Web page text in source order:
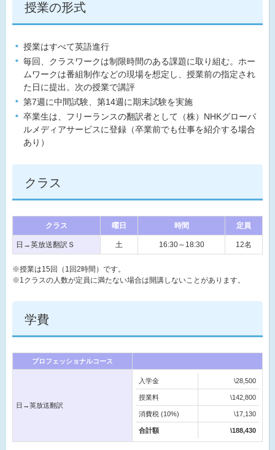
授業の形式
授業はすべて英語進行
毎回、クラスワークは制限時間のある課題に取り組む。ホー
ムワークは番組制作などの現場を想定し、授業前の指定され
た日に提出。次の授業で講評
第7週に中間試験、第14週に期末試験を実施
卒業生は、フリーランスの翻訳者として（株）NHKグローバ
ルメディアサービスに登録（卒業前でも仕事を紹介する場合
あり）
クラス
クラス 曜日 時間 定員
日→英放送翻訳Ｓ 土 16:30～18:30 12名
※授業は15回（1回2時間）です。
※1クラスの人数が定員に満たない場合は開講しないことがあります。
学費
プロフェッショナルコース
日→英放送翻訳
入学金 \28,500
授業料 \142,800
消費税 (10%) \17,130
合計額 \188,430